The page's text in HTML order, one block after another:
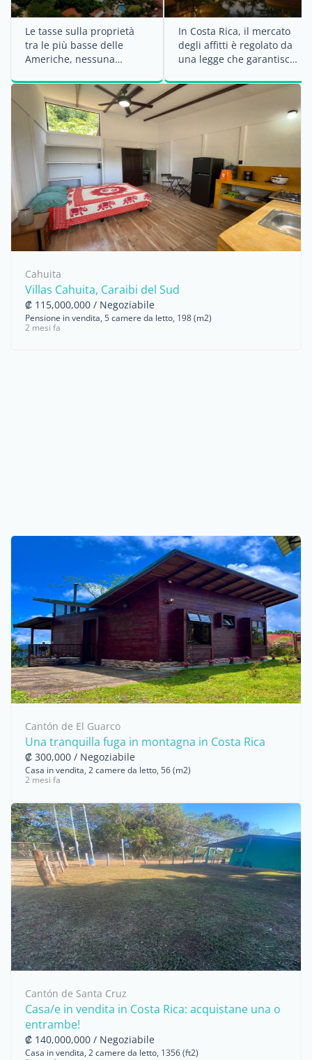
Le tasse sulla proprietà
tra le più basse delle
Americhe, nessuna
per i ...
In Costa Rica, il mercato
degli affitti è regolato da
una legge che garantisce
...
Cahuita
Villas Cahuita, Caraibi del Sud
₡ 115,000,000 / Negoziabile
Pensione in vendita, 5 camere da letto, 198 (m2)
2 mesi fa
Cantón de El Guarco
Una tranquilla fuga in montagna in Costa Rica
₡ 300,000 / Negoziabile
Casa in vendita, 2 camere da letto, 56 (m2)
2 mesi fa
Cantón de Santa Cruz
Casa/e in vendita in Costa Rica: acquistane una o
entrambe!
₡ 140,000,000 / Negoziabile
Casa in vendita, 2 camere da letto, 1356 (ft2)